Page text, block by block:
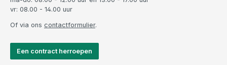
vr: 08.00 - 14.00 uur
Of via ons contactformulier.
Een contract herroepen